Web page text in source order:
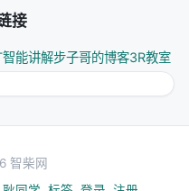
接
智能讲解步子哥的博客3R教室
智柴网